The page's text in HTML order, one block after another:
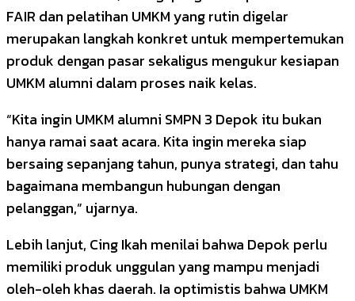
FAIR dan pelatihan UMKM yang rutin digelar
merupakan langkah konkret untuk mempertemukan
produk dengan pasar sekaligus mengukur kesiapan
UMKM alumni dalam proses naik kelas.
“Kita ingin UMKM alumni SMPN 3 Depok itu bukan
hanya ramai saat acara. Kita ingin mereka siap
bersaing sepanjang tahun, punya strategi, dan tahu
bagaimana membangun hubungan dengan
pelanggan,” ujarnya.
Lebih lanjut, Cing Ikah menilai bahwa Depok perlu
memiliki produk unggulan yang mampu menjadi
oleh-oleh khas daerah. Ia optimistis bahwa UMKM